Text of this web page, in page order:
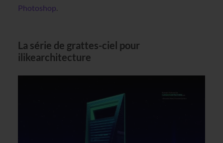
Photoshop.
La série de grattes-ciel pour
ilikearchitecture